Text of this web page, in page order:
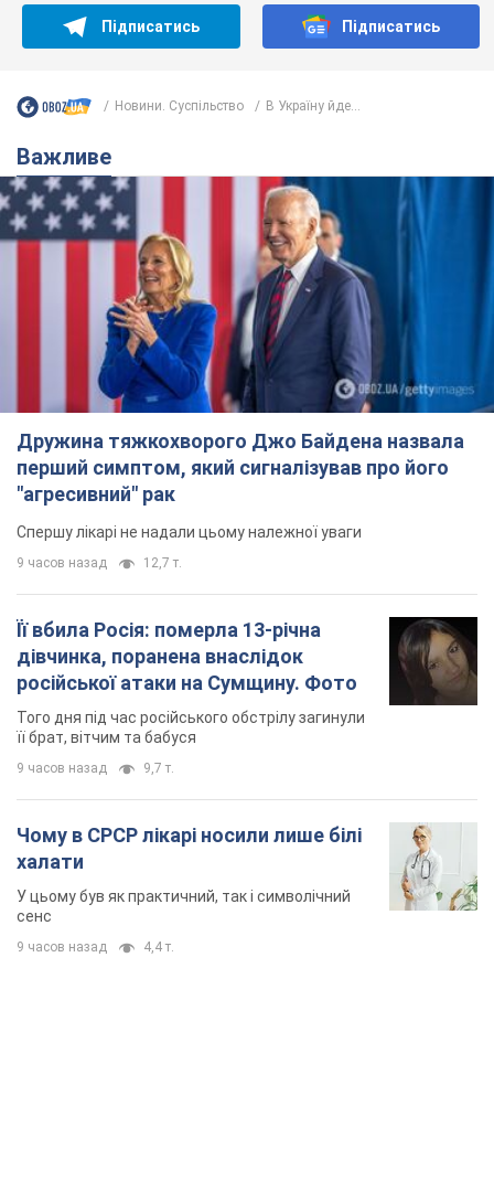
Підписатись Підписатись
Новини. Суспільство В Україну йде...
Важливе
Дружина тяжкохворого Джо Байдена назвала
перший симптом, який сигналізував про його
"агресивний" рак
Спершу лікарі не надали цьому належної уваги
9 часов назад 12,7 т.
Її вбила Росія: померла 13-річна
дівчинка, поранена внаслідок
російської атаки на Сумщину. Фото
Того дня під час російського обстрілу загинули
її брат, вітчим та бабуся
9 часов назад 9,7 т.
Чому в СРСР лікарі носили лише білі
халати
У цьому був як практичний, так і символічний
сенс
9 часов назад 4,4 т.